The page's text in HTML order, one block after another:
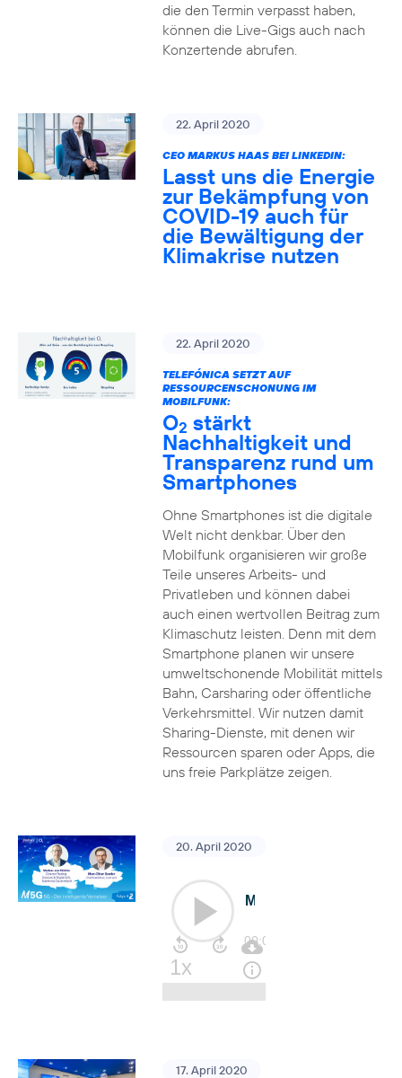
die den Termin verpasst haben,
können die Live-Gigs auch nach
Konzertende abrufen.
22. April 2020
CEO MARKUS HAAS BEI LINKEDIN:
Lasst uns die Energie
zur Bekämpfung von
COVID-19 auch für
die Bewältigung der
Klimakrise nutzen
22. April 2020
TELEFÓNICA SETZT AUF
RESSOURCENSCHONUNG IM
MOBILFUNK:
O2 stärkt
Nachhaltigkeit und
Transparenz rund um
Smartphones
Ohne Smartphones ist die digitale
Welt nicht denkbar. Über den
Mobilfunk organisieren wir große
Teile unseres Arbeits- und
Privatleben und können dabei
auch einen wertvollen Beitrag zum
Klimaschutz leisten. Denn mit dem
Smartphone planen wir unsere
umweltschonende Mobilität mittels
Bahn, Carsharing oder öffentliche
Verkehrsmittel. Wir nutzen damit
Sharing-Dienste, mit denen wir
Ressourcen sparen oder Apps, die
uns freie Parkplätze zeigen.
20. April 2020
17. April 2020